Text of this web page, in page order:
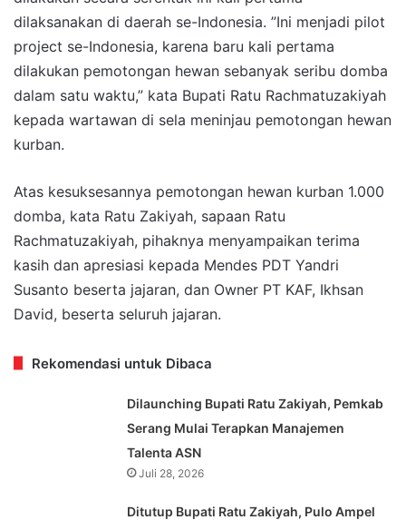
dilaksanakan di daerah se-Indonesia. ”Ini menjadi pilot
project se-Indonesia, karena baru kali pertama
dilakukan pemotongan hewan sebanyak seribu domba
dalam satu waktu,” kata Bupati Ratu Rachmatuzakiyah
kepada wartawan di sela meninjau pemotongan hewan
kurban.
Atas kesuksesannya pemotongan hewan kurban 1.000
domba, kata Ratu Zakiyah, sapaan Ratu
Rachmatuzakiyah, pihaknya menyampaikan terima
kasih dan apresiasi kepada Mendes PDT Yandri
Susanto beserta jajaran, dan Owner PT KAF, Ikhsan
David, beserta seluruh jajaran.
Rekomendasi untuk Dibaca
Dilaunching Bupati Ratu Zakiyah, Pemkab
Serang Mulai Terapkan Manajemen
Talenta ASN
Juli 28, 2026
Ditutup Bupati Ratu Zakiyah, Pulo Ampel